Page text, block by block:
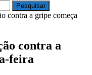
contra a gripe começa
contra a
feira